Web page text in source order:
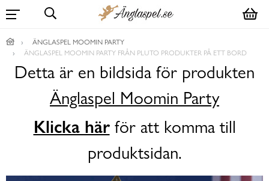
ÄNGLASPEL MOOMIN PARTY
ÄNGLASPEL MOOMIN PARTY FRÅN PLUTO PRODUKTER PÅ ETT BORD
Detta är en bildsida för produkten
Änglaspel Moomin Party
Klicka härför att komma till
produktsidan.